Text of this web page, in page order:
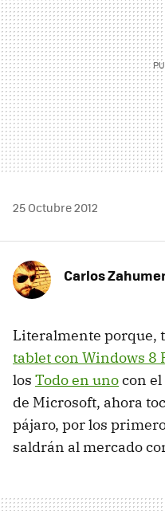
25 Octubre 2012
Carlos
Literalmente porque,
tablet con Windows 8
los Todo en unocon
de Microsoft, ahora
pájaro, por los
saldrán al mercado